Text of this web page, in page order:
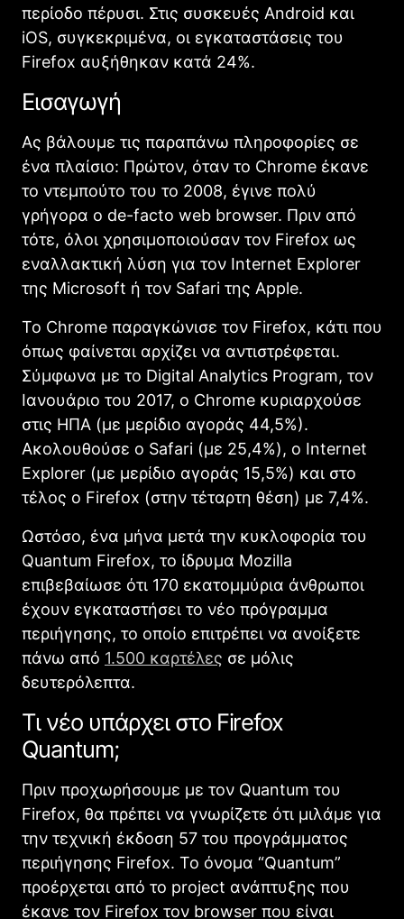
περίοδο πέρυσι. Στις συσκευές Android και
iOS, συγκεκριμένα, οι εγκαταστάσεις του
Firefox αυξήθηκαν κατά 24%.
Εισαγωγή
Ας βάλουμε τις παραπάνω πληροφορίες σε
ένα πλαίσιο: Πρώτον, όταν το Chrome έκανε
το ντεμπούτο του το 2008, έγινε πολύ
γρήγορα ο de-facto web browser. Πριν από
τότε, όλοι χρησιμοποιούσαν τον Firefox ως
εναλλακτική λύση για τον Internet Explorer
της Microsoft ή τον Safari της Apple.
Το Chrome παραγκώνισε τον Firefox, κάτι που
όπως φαίνεται αρχίζει να αντιστρέφεται.
Σύμφωνα με το Digital Analytics Program, τον
Ιανουάριο του 2017, ο Chrome κυριαρχούσε
στις ΗΠΑ (με μερίδιο αγοράς 44,5%).
Ακολουθούσε ο Safari (με 25,4%), ο Internet
Explorer (με μερίδιο αγοράς 15,5%) και στο
τέλος ο Firefox (στην τέταρτη θέση) με 7,4%.
Ωστόσο, ένα μήνα μετά την κυκλοφορία του
Quantum Firefox, το ίδρυμα Mozilla
επιβεβαίωσε ότι 170 εκατομμύρια άνθρωποι
έχουν εγκαταστήσει το νέο πρόγραμμα
περιήγησης, το οποίο επιτρέπει να ανοίξετε
πάνω από 1.500 καρτέλες σε μόλις
δευτερόλεπτα.
Τι νέο υπάρχει στο Firefox
Quantum;
Πριν προχωρήσουμε με τον Quantum του
Firefox, θα πρέπει να γνωρίζετε ότι μιλάμε για
την τεχνική έκδοση 57 του προγράμματος
περιήγησης Firefox. Το όνομα “Quantum”
προέρχεται από το project ανάπτυξης που
έκανε τον Firefox τον browser που είναι